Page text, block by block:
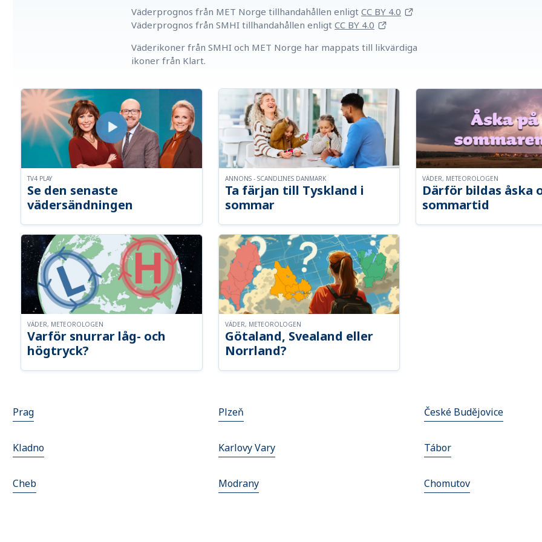
Väderprognos från MET Norge tillhandahållen enligt CC BY 4.0
Väderprognos från SMHI tillhandahållen enligt CC BY 4.0
Väderikoner från SMHI och MET Norge har mappats till likvärdiga
ikoner från Klart.
Se den senaste
vädersändningen
TV4 PLAY
Ta färjan till Tyskland i
sommar
ANNONS - SCANDLINES DANMARK
Därför bildas åska
sommartid
VÄDER, METEOROLOGEN
Varför snurrar låg- och
högtryck?
VÄDER, METEOROLOGEN
Götaland, Svealand eller
Norrland?
VÄDER, METEOROLOGEN
Prag Plzeň České Budějovice
Kladno Karlovy Vary Tábor
Cheb Modrany Chomutov